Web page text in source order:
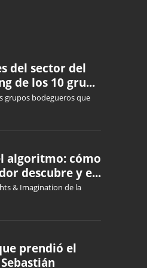
del sector del
de los 10 gru...
grupos bodegueros que
algoritmo: cómo
descubre y e...
& Imagination de la
prendió el